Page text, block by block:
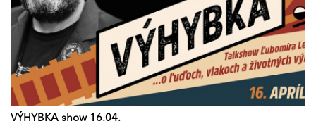
VÝHYBKA show 16.04.